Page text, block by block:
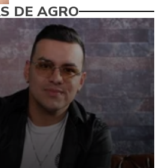
DE AGRO